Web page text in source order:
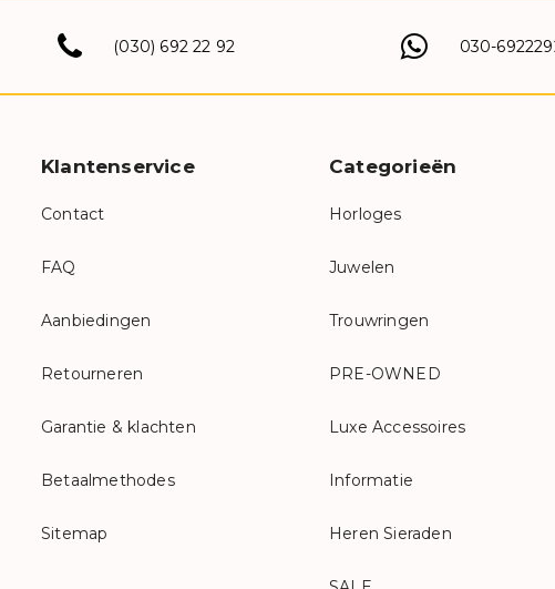
(030) 692 22 92 030-
Klantenservice
Contact
FAQ
Aanbiedingen
Retourneren
Garantie & klachten
Betaalmethodes
Sitemap
Categorieën
Horloges
Juwelen
Trouwringen
PRE-OWNED
Luxe Accessoires
Informatie
Heren Sieraden